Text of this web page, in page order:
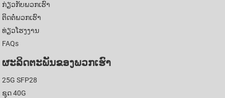
ກ່ຽວ​ກັບ​ພວກ​ເຮົາ
ຕິດ​ຕໍ່​ພວກ​ເຮົາ
ທ່ຽວໂຮງງານ
FAQs
ຜະລິດຕະພັນຂອງພວກເຮົາ
25G SFP28
ຊຸດ 40G